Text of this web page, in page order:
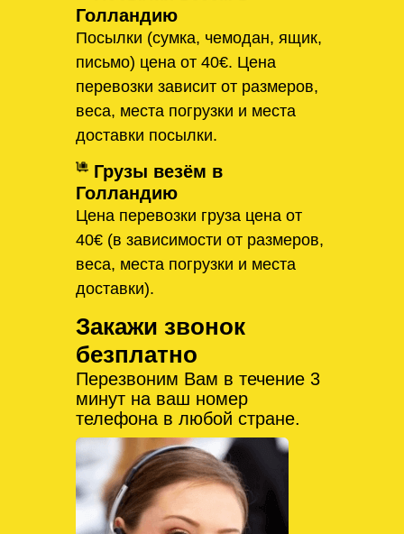
Голландию
Посылки (сумка, чемодан, ящик,
письмо) цена от 40€. Цена
перевозки зависит от размеров,
веса, места погрузки и места
доставки посылки.
Грузы везём в
Голландию
Цена перевозки груза цена от
40€ (в зависимости от размеров,
веса, места погрузки и места
доставки).
Закажи звонок
безплатно
Перезвоним Вам в течение 3
минут на ваш номер
телефона в любой стране.